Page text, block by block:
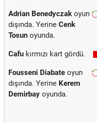
Adrian Benedyczak oyun
dışında. Yerine Cenk
Tosun oyunda.
Cafu kırmızı kart gördü.
Fousseni Diabate oyun
dışında. Yerine Kerem
Demirbay oyunda.